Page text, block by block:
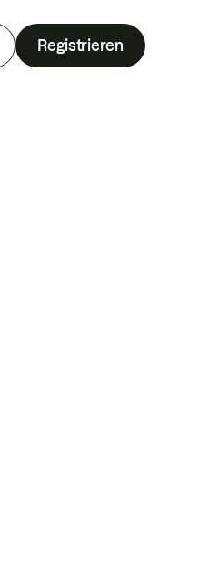
Registrieren